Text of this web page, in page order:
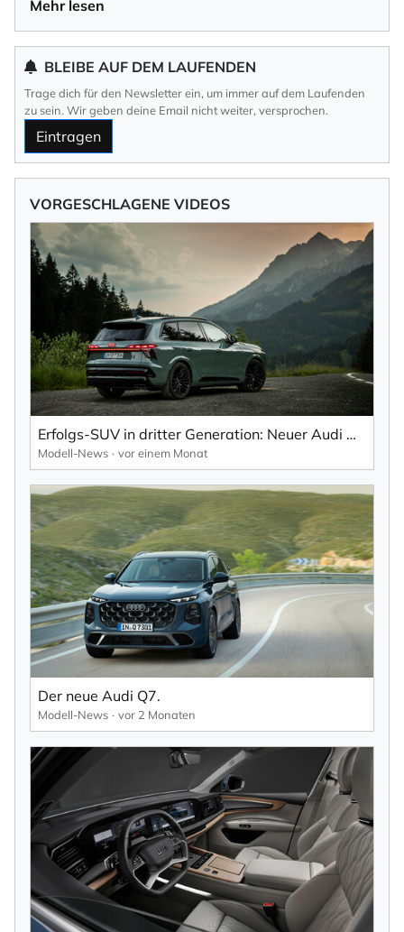
Mehr lesen
BLEIBE AUF DEM LAUFENDEN
Trage dich für den Newsletter ein, um immer auf dem Laufenden
zu sein. Wir geben deine Email nicht weiter, versprochen.
Eintragen
VORGESCHLAGENE VIDEOS
Erfolgs-SUV in dritter Generation: Neuer Audi Q7 kombiniert Vielseitigkeit und Performance.
Modell-News vor einem Monat
Der neue Audi Q7.
Modell-News vor 2 Monaten